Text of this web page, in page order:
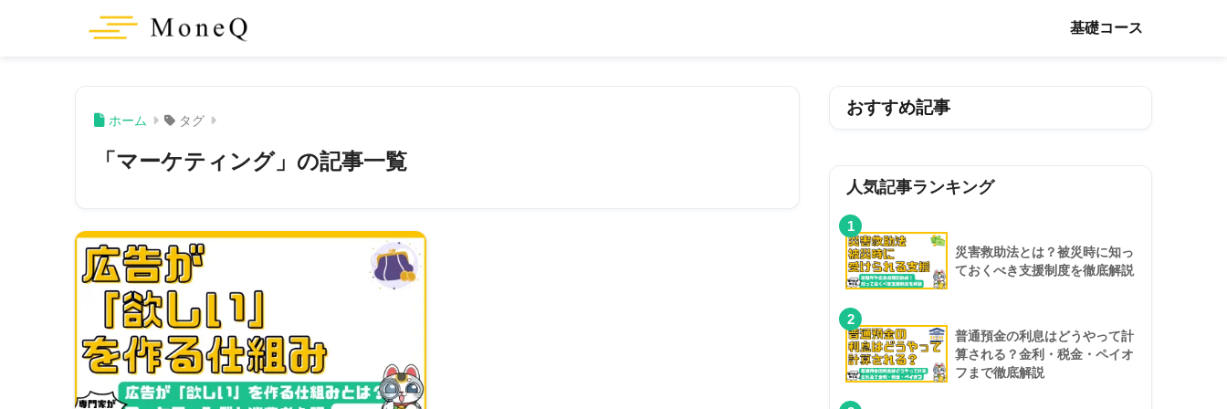
基礎コース
ホーム タグ
「マーケティング」の記事一覧
おすすめ記事
人気記事ランキング
1
災害救助法とは？被災時に知っ
ておくべき支援制度を徹底解説
2
普通預金の利息はどうやって計
算される？金利・税金・ペイオ
フまで徹底解説